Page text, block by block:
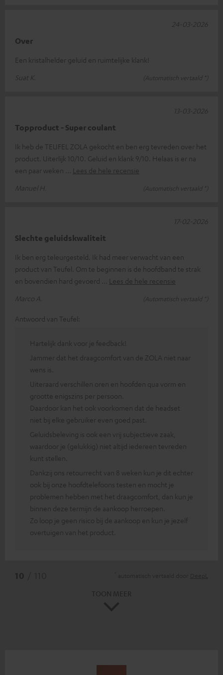
Over
Een kristalhelder geluid en ruimtelijke klank!
Suat K.
(Automatisch vertaald *)
24-03-2026
Topproduct - Super coulant
Ik heb de TEUFEL ZOLA gekocht en ben erg tevreden over het
product. Uiterlijk 10/10. Geluid en klank 9/10. Helaas is er na
een paar weken
Lees de hele recensie
Manuel H.
(Automatisch vertaald *)
13-03-2026
Slechte geluidskwaliteit
Ik ben erg teleurgesteld. Ik had meer verwacht van een
product van Teufel. Om te beginnen is de hoofdband te strak
en bovendien hard gevoerd
Lees de hele recensie
Marco A.
(Automatisch vertaald *)
17-02-2026
Antwoord van Teufel:
Hartelijk dank voor je feedback!
Jammer dat het draagcomfort van de ZOLA niet naar
wens is.
Uiteraard verschillen oren en hoofden qua vorm en
grootte enigszins per persoon.
Daardoor kan het ook voorkomen dat de headset
niet bij elke gebruiker even goed past.
Geluidsbeleving is ook een vrij subjectieve zaak,
waardoor je (gelukkig) niet altijd iedereen tevreden
kunt stellen.
Dankzij ons retourrecht van 8 weken kun je dit echter
ook bij onze hoofdtelefoons testen en mocht je
problemen hebben met het draagcomfort, dan kun je
binnen deze termijn de aankoop herroepen.
Zo loop je geen risico bij de aankoop en kun je jezelf
overtuigen van het product.